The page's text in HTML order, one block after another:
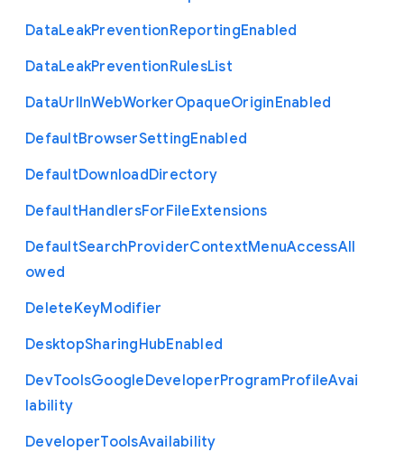
DataLeakPreventionReportingEnabled
DataLeakPreventionRulesList
DataUrlInWebWorkerOpaqueOriginEnabled
DefaultBrowserSettingEnabled
DefaultDownloadDirectory
DefaultHandlersForFileExtensions
DefaultSearchProviderContextMenuAccessAll
owed
DeleteKeyModifier
DesktopSharingHubEnabled
DevToolsGoogleDeveloperProgramProfileAvai
lability
DeveloperToolsAvailability